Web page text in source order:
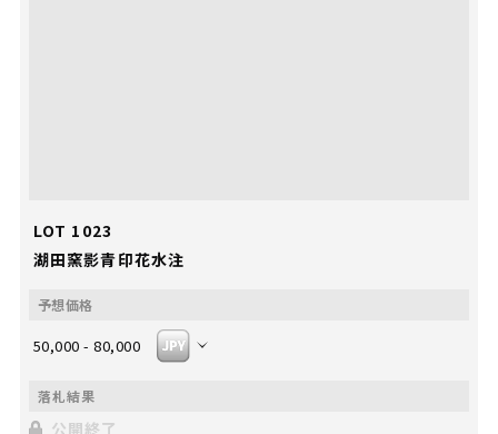
LOT 1023
湖田窯影青印花水注
50,000 - 80,000
公開終了